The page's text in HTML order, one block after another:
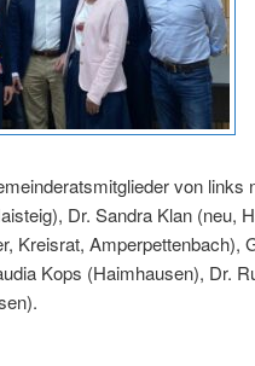
von
Dr. Sandra Klan (neu,
Kreisrat, Amperpettenbach),
Kops (Haimhausen), Dr.